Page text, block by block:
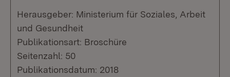
Herausgeber: Ministerium für Soziales, Arbeit
und Gesundheit
Publikationsart: Broschüre
Seitenzahl: 50
Publikationsdatum: 2018